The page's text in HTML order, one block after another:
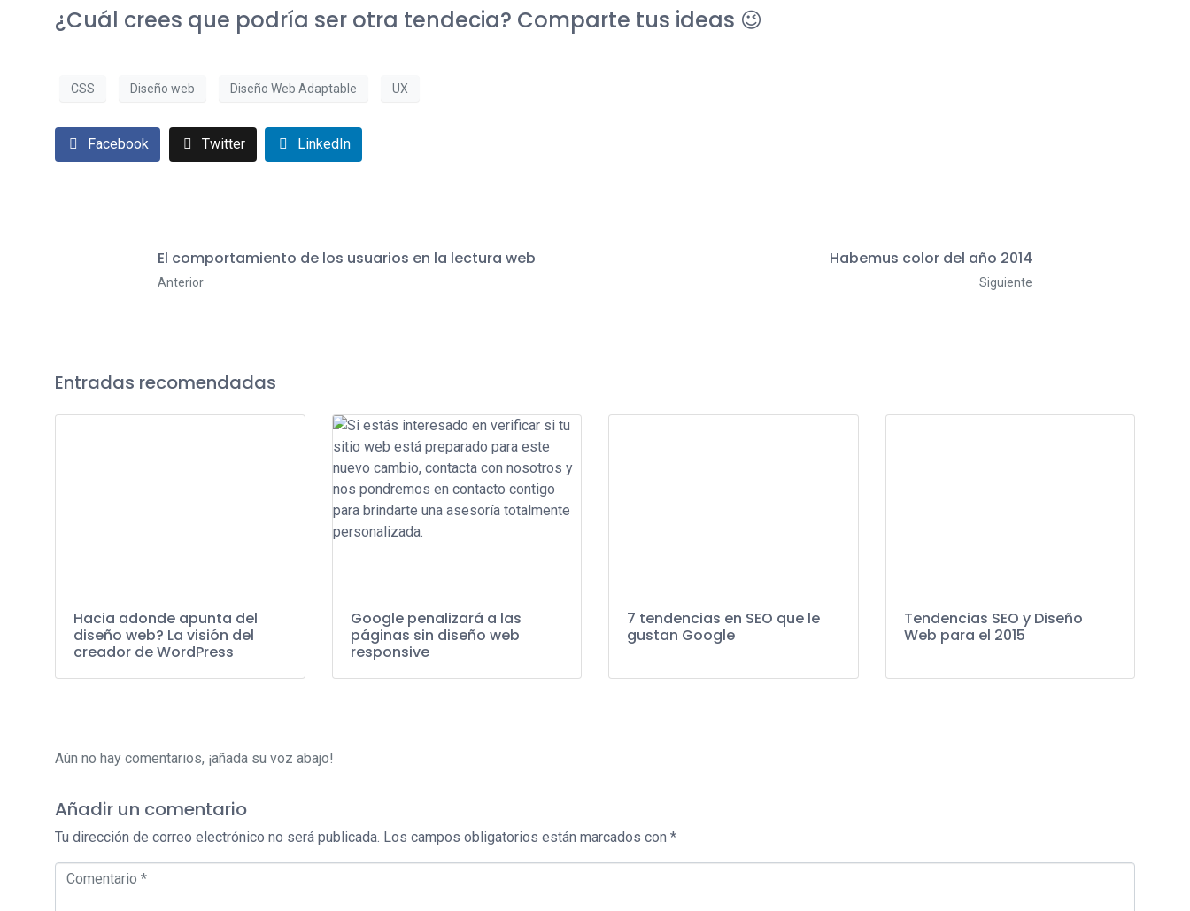
¿Cuál crees que podría ser otra tendecia? Comparte tus ideas 😉
CSS Diseño web Diseño Web Adaptable UX
Facebook Twitter LinkedIn
El comportamiento de los usuarios en la lectura web
Anterior
Habemus color del año 2014
Siguiente
Entradas recomendadas
Hacia adonde apunta del
diseño web? La visión del
creador de WordPress
Google penalizará a las
páginas sin diseño web
responsive
7 tendencias en SEO que le
gustan Google
Tendencias SEO y Diseño
Web para el 2015
Aún no hay comentarios, ¡añada su voz abajo!
Añadir un comentario
Tu dirección de correo electrónico no será publicada. Los campos obligatorios están marcados con *
Comentario *